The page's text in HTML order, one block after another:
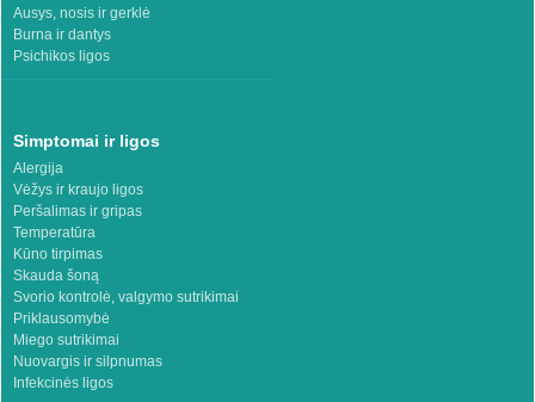
Ausys, nosis ir gerklė
Burna ir dantys
Psichikos ligos
Simptomai ir ligos
Alergija
Vėžys ir kraujo ligos
Peršalimas ir gripas
Temperatūra
Kūno tirpimas
Skauda šoną
Svorio kontrolė, valgymo sutrikimai
Priklausomybė
Miego sutrikimai
Nuovargis ir silpnumas
Infekcinės ligos